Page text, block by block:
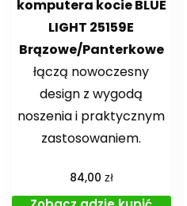
komputera kocie BLUE
LIGHT 25159E
Brązowe/Panterkowe
łączą nowoczesny
design z wygodą
noszenia i praktycznym
zastosowaniem.
84,00 zł